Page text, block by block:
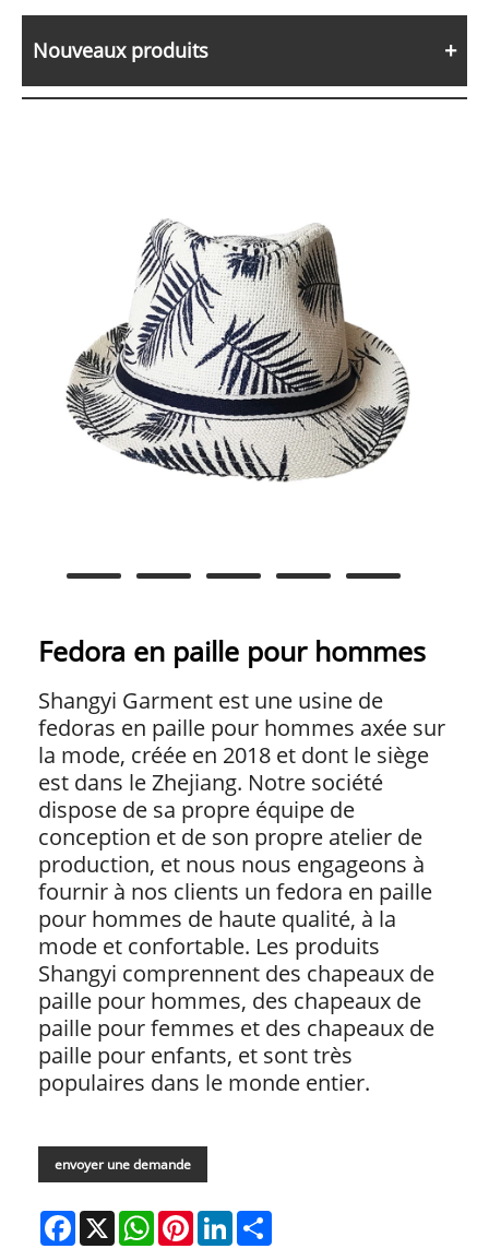
Nouveaux produits
Fedora en paille pour hommes
Shangyi Garment est une usine de
fedoras en paille pour hommes axée sur
la mode, créée en 2018 et dont le siège
est dans le Zhejiang. Notre société
dispose de sa propre équipe de
conception et de son propre atelier de
production, et nous nous engageons à
fournir à nos clients un fedora en paille
pour hommes de haute qualité, à la
mode et confortable. Les produits
Shangyi comprennent des chapeaux de
paille pour hommes, des chapeaux de
paille pour femmes et des chapeaux de
paille pour enfants, et sont très
populaires dans le monde entier.
envoyer une demande
Facebook
X WhatsAppPinterestLinkedIn